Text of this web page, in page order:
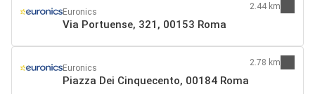
Euronics
Via Portuense, 321, 00153 Roma
2.44 km
Euronics
Piazza Dei Cinquecento, 00184 Roma
2.78 km